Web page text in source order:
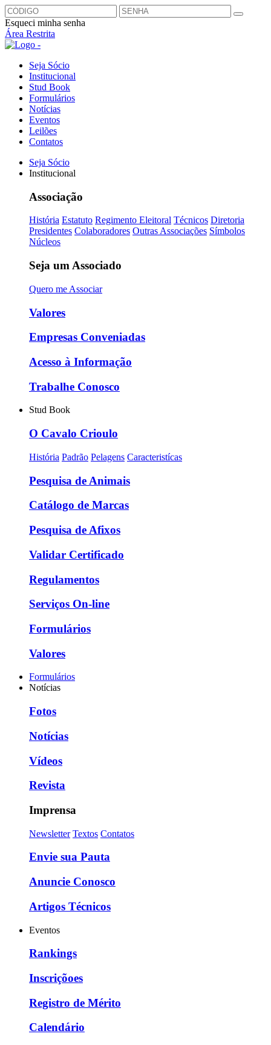
Esqueci minha senha
Área Restrita
Seja Sócio
Institucional
Stud Book
Formulários
Notícias
Eventos
Leilões
Contatos
Seja Sócio
Institucional
Associação
História Estatuto Regimento Eleitoral Técnicos Diretoria
Presidentes Colaboradores Outras Associações Símbolos
Núcleos
Seja um Associado
Quero me Associar
Valores
Empresas Conveniadas
Acesso à Informação
Trabalhe Conosco
Stud Book
O Cavalo Crioulo
História Padrão Pelagens Caracteristícas
Pesquisa de Animais
Catálogo de Marcas
Pesquisa de Afixos
Validar Certificado
Regulamentos
Serviços On-line
Formulários
Valores
Formulários
Notícias
Fotos
Notícias
Vídeos
Revista
Imprensa
Newsletter Textos Contatos
Envie sua Pauta
Anuncie Conosco
Artigos Técnicos
Eventos
Rankings
Inscriçõoes
Registro de Mérito
Calendário